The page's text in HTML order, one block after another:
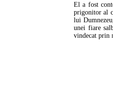
El a fost
prigonitor al
lui
unei fiare
vindecat prin